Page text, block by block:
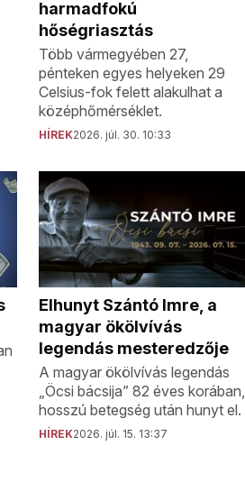
harmadfokú
hőségriasztás
Több vármegyében 27,
pénteken egyes helyeken 29
Celsius-fok felett alakulhat a
középhőmérséklet.
HÍREK2026. júl. 30. 10:33
Elhunyt Szántó Imre, a
magyar ökölvívás
legendás mesteredzője
A magyar ökölvívás legendás
„Öcsi bácsija” 82 éves korában,
hosszú betegség után hunyt el.
HÍREK2026. júl. 15. 13:37